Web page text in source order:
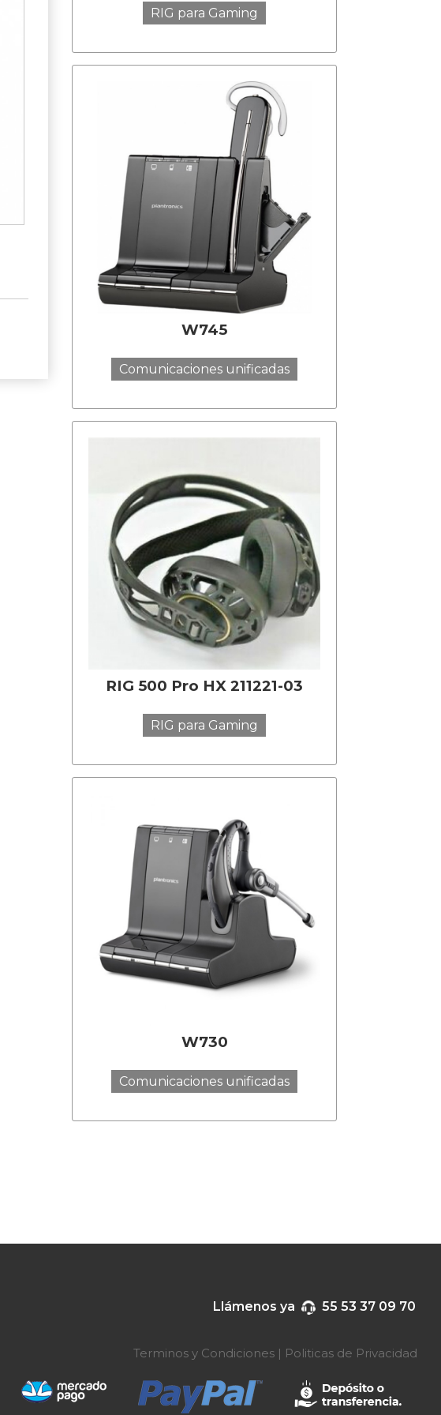
RIG para Gaming
W745
Comunicaciones unificadas
RIG 500 Pro HX 211221-03
RIG para Gaming
W730
Comunicaciones unificadas
Llámenos ya 55 53 37 09 70
Terminos y Condiciones | Politicas de Privacidad